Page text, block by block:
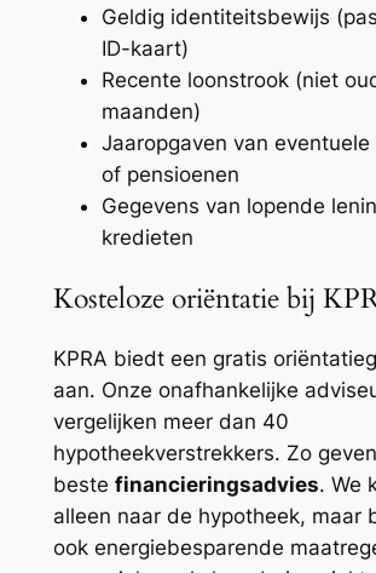
Geldig identiteitsbewijs
ID-kaart)
Recente loonstrook (niet
maanden)
Jaaropgaven van
of pensioenen
Gegevens van lopende
kredieten
Kosteloze oriëntatie bij
KPRA biedt een gratis
aan. Onze onafhankelijke
vergelijken meer dan 40
hypotheekverstrekkers. Zo
beste financieringsadvies. We
alleen naar de hypotheek, maar
ook energiebesparende